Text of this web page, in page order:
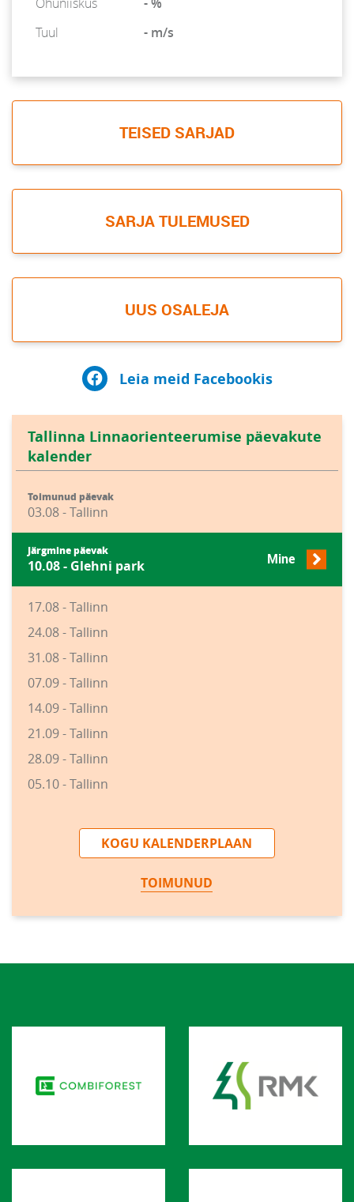
Tuul
- m/s
TEISED SARJAD
SARJA TULEMUSED
UUS OSALEJA
Leia meid Facebookis
Tallinna Linnaorienteerumise päevakute
kalender
Toimunud päevak
03.08 - Tallinn
Järgmine päevak
10.08 - Glehni park Mine
17.08 - Tallinn
24.08 - Tallinn
31.08 - Tallinn
07.09 - Tallinn
14.09 - Tallinn
21.09 - Tallinn
28.09 - Tallinn
05.10 - Tallinn
KOGU KALENDERPLAAN
TOIMUNUD